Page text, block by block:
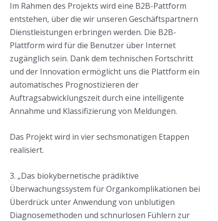
Im Rahmen des Projekts wird eine B2B-Pattform
entstehen, über die wir unseren Geschäftspartnern
Dienstleistungen erbringen werden. Die B2B-
Plattform wird für die Benutzer über Internet
zugänglich sein. Dank dem technischen Fortschritt
und der Innovation ermöglicht uns die Plattform ein
automatisches Prognostizieren der
Auftragsabwicklungszeit durch eine intelligente
Annahme und Klassifizierung von Meldungen.
Das Projekt wird in vier sechsmonatigen Etappen
realisiert.
3. „Das biokybernetische prädiktive
Überwachungssystem für Organkomplikationen bei
Überdrück unter Anwendung von unblutigen
Diagnosemethoden und schnurlosen Fühlern zur